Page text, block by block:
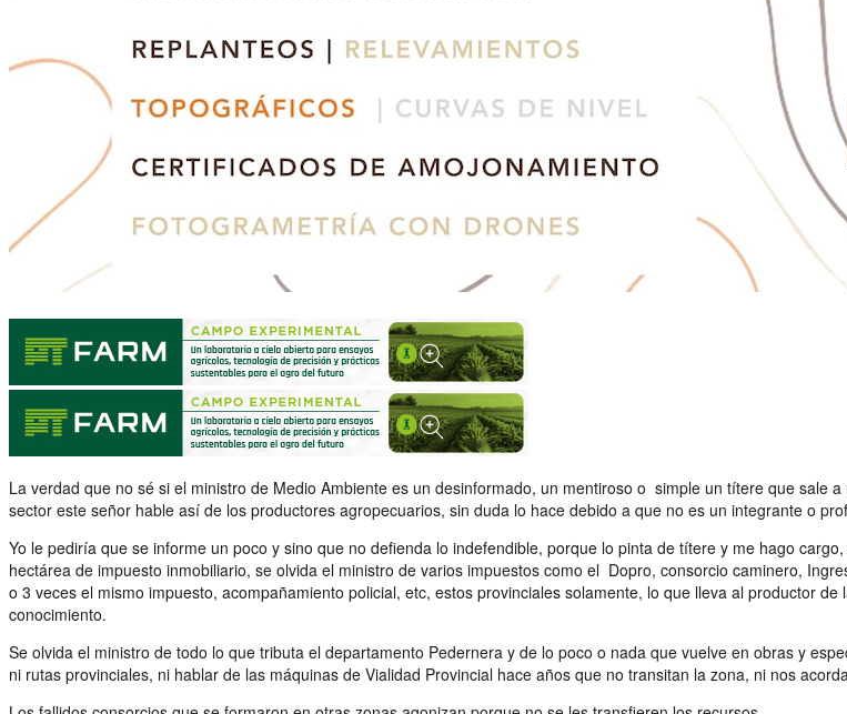
La verdad que no sé si el ministro de Medio Ambiente es un desinformado, un mentiroso o simple un títere que
sector este señor hable así de los productores agropecuarios, sin duda lo hace debido a que no es un integrante o
Yo le pediría que se informe un poco y sino que no defienda lo indefendible, porque lo pinta de títere y me hago
hectárea de impuesto inmobiliario, se olvida el ministro de varios impuestos como el Dopro, consorcio caminero,
o 3 veces el mismo impuesto, acompañamiento policial, etc, estos provinciales solamente, lo que lleva al productor
conocimiento.
Se olvida el ministro de todo lo que tributa el departamento Pedernera y de lo poco o nada que vuelve en obras y
ni rutas provinciales, ni hablar de las máquinas de Vialidad Provincial hace años que no transitan la zona, ni nos